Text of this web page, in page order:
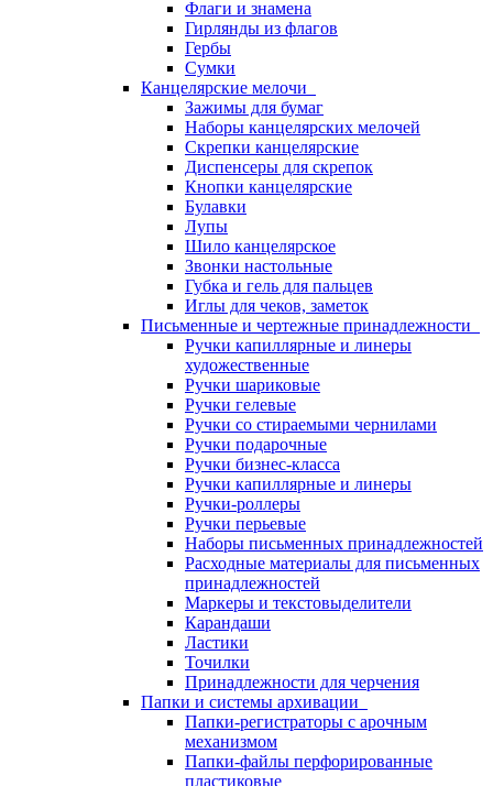
Флаги и знамена
Гирлянды из флагов
Гербы
Сумки
Канцелярские мелочи
Зажимы для бумаг
Наборы канцелярских мелочей
Скрепки канцелярские
Диспенсеры для скрепок
Кнопки канцелярские
Булавки
Лупы
Шило канцелярское
Звонки настольные
Губка и гель для пальцев
Иглы для чеков, заметок
Письменные и чертежные принадлежности
Ручки капиллярные и линеры
художественные
Ручки шариковые
Ручки гелевые
Ручки со стираемыми чернилами
Ручки подарочные
Ручки бизнес-класса
Ручки капиллярные и линеры
Ручки-роллеры
Ручки перьевые
Наборы письменных принадлежностей
Расходные материалы для письменных
принадлежностей
Маркеры и текстовыделители
Карандаши
Ластики
Точилки
Принадлежности для черчения
Папки и системы архивации
Папки-регистраторы с арочным
механизмом
Папки-файлы перфорированные
пластиковые